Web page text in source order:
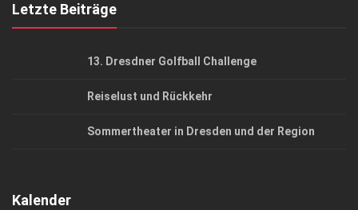
Letzte Beiträge
13. Dresdner Golfball Challenge
Reiselust und Rückkehr
Sommertheater in Dresden und der Region
Kalender